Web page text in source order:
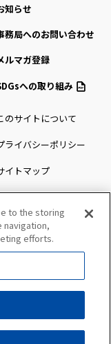
知らせ
務局へのお問い合わせ
ルマガ登録
への取り組み
のサイトについて
ライバシーポリシー
イトマップ
to the storing
navigation,
efforts.